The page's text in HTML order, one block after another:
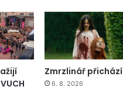
Zmrzlinář přichází
6. 8. 2026